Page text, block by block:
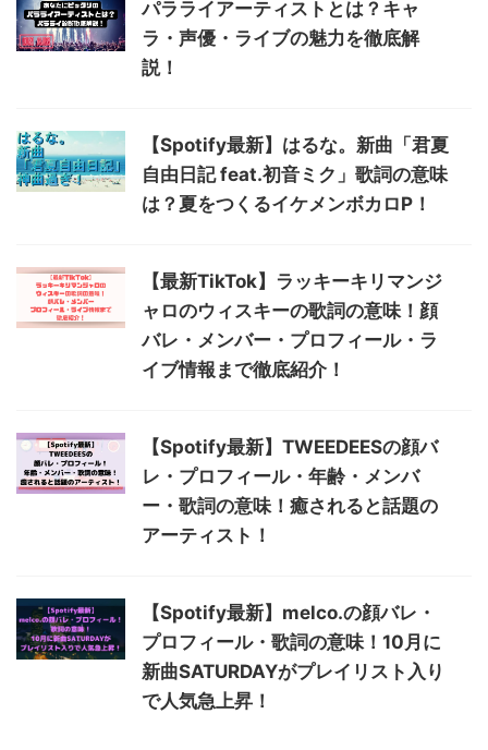
パラライアーティストとは？キャ
ラ・声優・ライブの魅力を徹底解
説！
【Spotify最新】はるな。新曲「君夏
自由日記 feat.初音ミク」歌詞の意味
は？夏をつくるイケメンボカロP！
【最新TikTok】ラッキーキリマンジ
ャロのウィスキーの歌詞の意味！顔
バレ・メンバー・プロフィール・ラ
イブ情報まで徹底紹介！
【Spotify最新】TWEEDEESの顔バ
レ・プロフィール・年齢・メンバ
ー・歌詞の意味！癒されると話題の
アーティスト！
【Spotify最新】melco.の顔バレ・
プロフィール・歌詞の意味！10月に
新曲SATURDAYがプレイリスト入り
で人気急上昇！